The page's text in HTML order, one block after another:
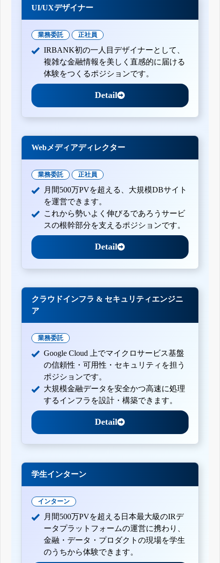
UI/UXデザイナー
業務委託 正社員
IRBANK初の一人目デザイナーとして、
複雑な金融情報を美しく直感的に届ける
体験をつくるポジションです。
Detail
Webメディアディレクター
業務委託 正社員
月間500万PVを超える、大規模DBサイト
を運営できます。
これから勢いよく伸びるであろうサービ
スの根幹部分を支えるポジションです。
Detail
クラウドインフラ & セキュリティエンジニ
ア
業務委託
Google Cloud 上でマイクロサービス基盤
の信頼性・可用性・セキュリティを担う
ポジションです。
大規模金融データを安全かつ高速に処理
するインフラを設計・構築できます。
Detail
学生インターン
インターン
月間500万PVを超える日本最大級のIRデ
ータプラットフォームの運営に携わり、
金融・データ・プロダクトの現場を学生
のうちから体験できます。